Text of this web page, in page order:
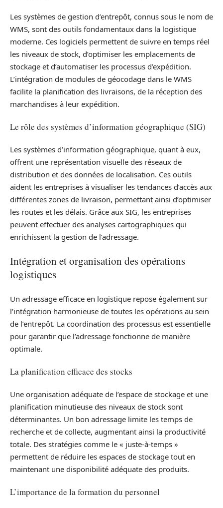
Les systèmes de gestion d’entrepôt, connus sous le nom de
WMS, sont des outils fondamentaux dans la logistique
moderne. Ces logiciels permettent de suivre en temps réel
les niveaux de stock, d’optimiser les emplacements de
stockage et d’automatiser les processus d’expédition.
L’intégration de modules de géocodage dans le WMS
facilite la planification des livraisons, de la réception des
marchandises à leur expédition.
Le rôle des systèmes d’information géographique (SIG)
Les systèmes d’information géographique, quant à eux,
offrent une représentation visuelle des réseaux de
distribution et des données de localisation. Ces outils
aident les entreprises à visualiser les tendances d’accès aux
différentes zones de livraison, permettant ainsi d’optimiser
les routes et les délais. Grâce aux SIG, les entreprises
peuvent effectuer des analyses cartographiques qui
enrichissent la gestion de l’adressage.
Intégration et organisation des opérations
logistiques
Un adressage efficace en logistique repose également sur
l’intégration harmonieuse de toutes les opérations au sein
de l’entrepôt. La coordination des processus est essentielle
pour garantir que l’adressage fonctionne de manière
optimale.
La planification efficace des stocks
Une organisation adéquate de l’espace de stockage et une
planification minutieuse des niveaux de stock sont
déterminantes. Un bon adressage limite les temps de
recherche et de collecte, augmentant ainsi la productivité
totale. Des stratégies comme le « juste-à-temps »
permettent de réduire les espaces de stockage tout en
maintenant une disponibilité adéquate des produits.
L’importance de la formation du personnel